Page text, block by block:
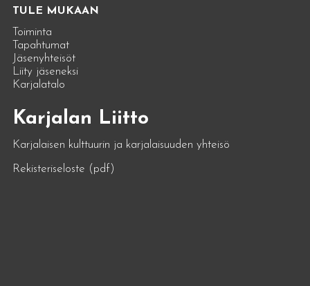
TULE MUKAAN
Toiminta
Tapahtumat
Jäsenyhteisöt
Liity jäseneksi
Karjalatalo
Karjalan Liitto
Karjalaisen kulttuurin ja karjalaisuuden yhteisö
Rekisteriseloste (pdf)